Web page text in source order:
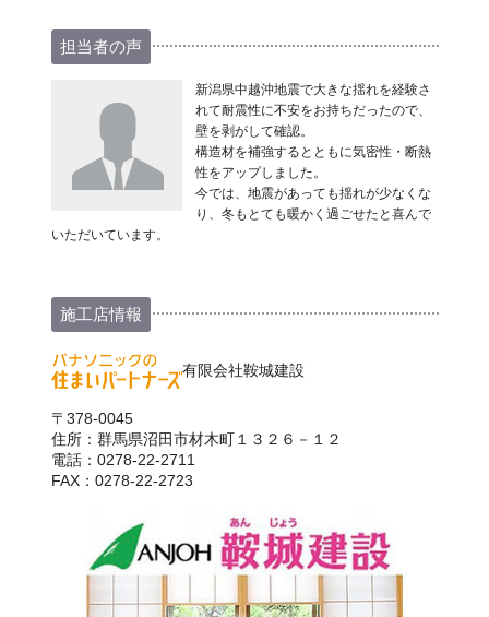
担当者の声
新潟県中越沖地震で大きな揺れを経験さ
れて耐震性に不安をお持ちだったので、
壁を剥がして確認。
構造材を補強するとともに気密性・断熱
性をアップしました。
今では、地震があっても揺れが少なくな
り、冬もとても暖かく過ごせたと喜んで
いただいています。
施工店情報
有限会社鞍城建設
〒378-0045
住所：群馬県沼田市材木町１３２６－１２
電話：0278-22-2711
FAX：0278-22-2723